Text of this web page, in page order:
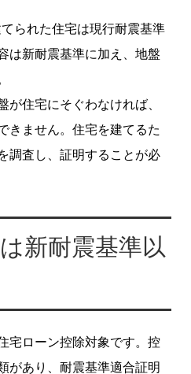
られた住宅は現行耐震基準
は新耐震基準に加え、地盤
が住宅にそぐわなければ、
きません。住宅を建てるた
調査し、証明することが必
新耐震基準以
宅ローン控除対象です。控
があり、耐震基準適合証明